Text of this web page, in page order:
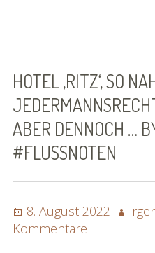
Podchäschtli
»Rhônereise«
FAQ
HOTEL ‚RITZ‘, SO
ABER DENNOCH …
#FLUSSNOTEN
Posted
on
8. August 2022 Author
Kommentarezu